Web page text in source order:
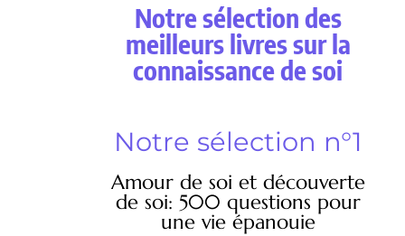
Notre sélection des
meilleurs livres sur la
connaissance de soi
Notre sélection n°1
Amour de soi et découverte
de soi: 500 questions pour
une vie épanouie